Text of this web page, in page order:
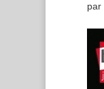
par